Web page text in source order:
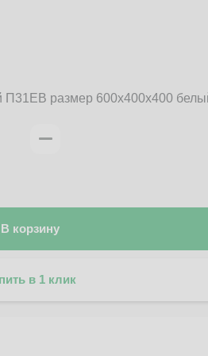
П31EB размер 600x400x400
В корзину
в 1 клик